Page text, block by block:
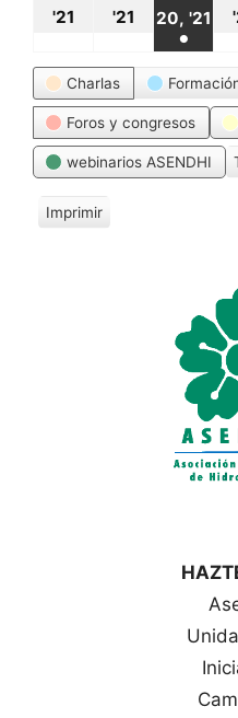
'21
octubre,
2021
'21
19
octubre,
2021
20, '21
●
(1
Categorías
Charlas
Foros y congresos
webinarios ASENDHI
Imprimir
V